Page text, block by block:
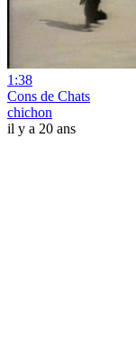
1:38
Cons de Chats
chichon
il y a 20 ans